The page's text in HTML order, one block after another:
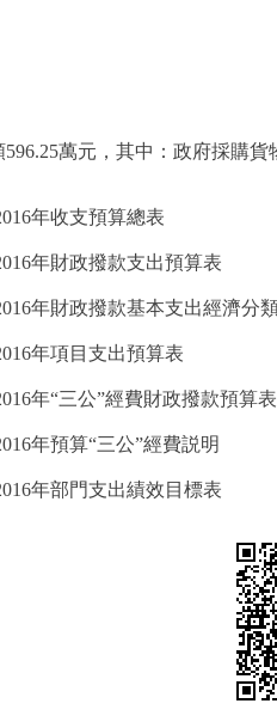
萬元，其中：政府採購貨
年收支預算總表
年財政撥款支出預算表
年財政撥款基本支出經濟分
年項目支出預算表
年“三公”經費財政撥款預算表
年預算“三公”經費説明
年部門支出績效目標表